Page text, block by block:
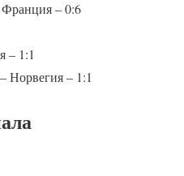
– 0:6
– 1:1
Норвегия – 1:1